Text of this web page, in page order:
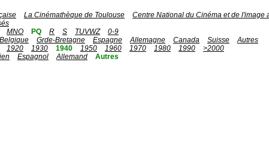
La Cinémathèque de Toulouse
Centre National du Cinéma et de l'image
MNO PQ R S TUVWZ
0-9
Belgique Grde-Bretagne Espagne Allemagne Canada Suisse
Autres
1920 1930 1940 1950 1960 1970 1980 1990
>2000
Espagnol Allemand
Autres